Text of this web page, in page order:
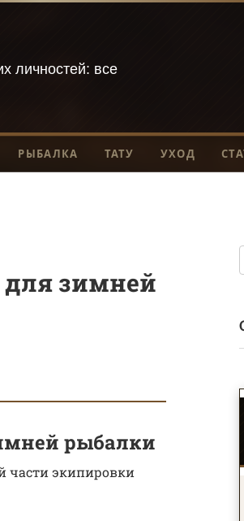
личностей: все
РЫБАЛКА ТАТУ УХОД
для зимней
рыбалки
части экипировки